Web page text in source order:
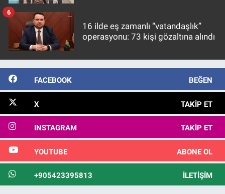
16 ilde eş zamanlı “vatandaşlık”
operasyonu: 73 kişi gözaltına alındı
6
FACEBOOK BEĞEN
X TAKIP ET
INSTAGRAM TAKIP ET
YOUTUBE ABONE OL
+905423395813 İLETIŞIM